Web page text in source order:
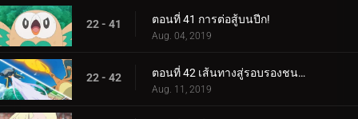
22 - 41 ตอนที่ 41 การต่อสู้บนปีก!
Aug. 04, 2019
22 - 42 ตอนที่ 42 เส้นทางสู่รอบรองชนะเลิศ!
Aug. 11, 2019